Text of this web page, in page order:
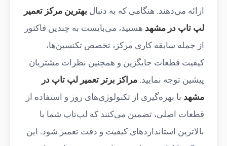
ارائه می‌دهند. هنگامی که به دنبال بهترین مرکز تعمیر
لپ تاپ در مشهد هستید، می‌بایست به چندین فاکتور
از جمله سابقه کاری مرکز، تخصص تکنسین‌ها،
کیفیت قطعات جایگزین و همچنین نظرات مشتریان
پیشین توجه نمایید. مراکز برتر تعمیر لپ تاپ در
مشهد با بهره‌گیری از تکنولوژی‌های روز و استفاده از
قطعات اصلی، تضمین می‌کنند که لپ‌تاپ شما با
بالاترین استانداردهای کیفیت و دقت تعمیر شود. این